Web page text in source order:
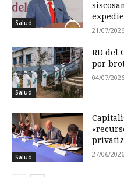
Salud
21/07/2026
Salud
RD del
por
04/07/2026
Salud 27/06/2026